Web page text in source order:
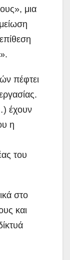
μια
πέφτει
έχουν
η
του
στο
και